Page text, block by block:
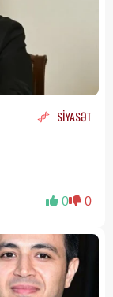
SİYASƏT
0 0